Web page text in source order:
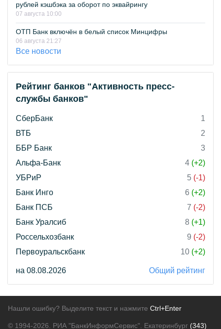
рублей кэшбэка за оборот по эквайрингу
07 августа 10:00
ОТП Банк включён в белый список Минцифры
06 августа 21:27
Все новости
Рейтинг банков "Активность пресс-
службы банков"
СберБанк
1
ВТБ
2
ББР Банк
3
Альфа-Банк
4 (+2)
УБРиР
5 (-1)
Банк Инго
6 (+2)
Банк ПСБ
7 (-2)
Банк Уралсиб
8 (+1)
Россельхозбанк
9 (-2)
Первоуральскбанк
10 (+2)
на 08.08.2026 Общий рейтинг
Нашли ошибку? Выделите текст и нажмите Ctrl+Enter
© 1994-2026. РИА "БанкИнформСервис". Екатеринбург (343)